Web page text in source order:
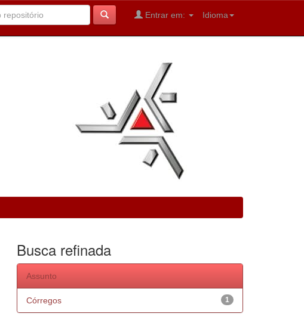
Idioma
Entrar em:
Busca refinada
Assunto
1
Córregos